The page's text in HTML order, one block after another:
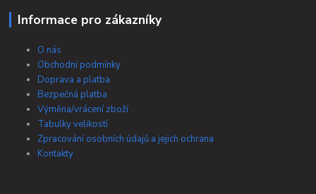
Informace pro zákazníky
O nás
Obchodní podmínky
Doprava a platba
Bezpečná platba
Výměna/vrácení zboží
Tabulky velikostí
Zpracování osobních údajů a jejich ochrana
Kontakty